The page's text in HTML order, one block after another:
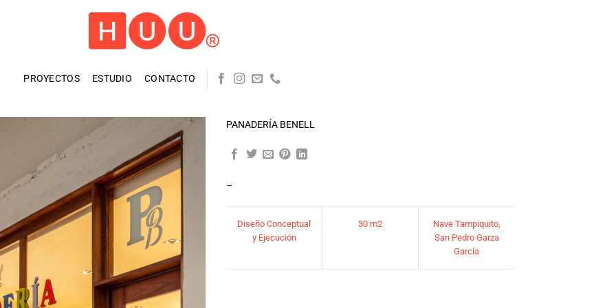
PROYECTOS ESTUDIO CONTACTO
PANADERÍA BENELL
–
Diseño Conceptual
y Ejecución
30 m2
Nave Tampiquito,
San Pedro Garza
García